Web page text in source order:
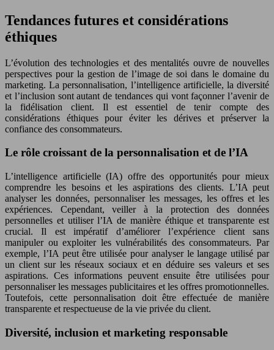
Tendances futures et considérations
éthiques
L’évolution des technologies et des mentalités ouvre de nouvelles
perspectives pour la gestion de l’image de soi dans le domaine du
marketing. La personnalisation, l’intelligence artificielle, la diversité
et l’inclusion sont autant de tendances qui vont façonner l’avenir de
la fidélisation client. Il est essentiel de tenir compte des
considérations éthiques pour éviter les dérives et préserver la
confiance des consommateurs.
Le rôle croissant de la personnalisation et de l’IA
L’intelligence artificielle (IA) offre des opportunités pour mieux
comprendre les besoins et les aspirations des clients. L’IA peut
analyser les données, personnaliser les messages, les offres et les
expériences. Cependant, veiller à la protection des données
personnelles et utiliser l’IA de manière éthique et transparente est
crucial. Il est impératif d’améliorer l’expérience client sans
manipuler ou exploiter les vulnérabilités des consommateurs. Par
exemple, l’IA peut être utilisée pour analyser le langage utilisé par
un client sur les réseaux sociaux et en déduire ses valeurs et ses
aspirations. Ces informations peuvent ensuite être utilisées pour
personnaliser les messages publicitaires et les offres promotionnelles.
Toutefois, cette personnalisation doit être effectuée de manière
transparente et respectueuse de la vie privée du client.
Diversité, inclusion et marketing responsable